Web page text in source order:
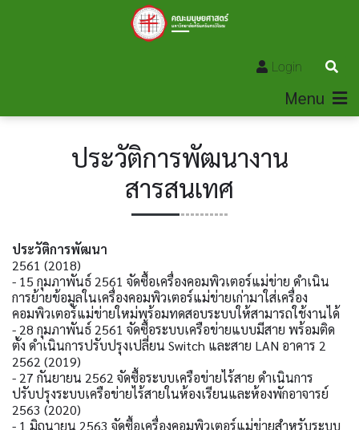
Login
Menu
ประวัติการพัฒนางาน
สารสนเทศ
ประวัติการพัฒนา
2561 (2018)
- 15 กุมภาพันธ์ 2561 จัดซื้อเครื่องคอมพิวเตอร์แม่ข่าย ดำเนิน
การย้ายข้อมูลในเครื่องคอมพิวเตอร์แม่ข่ายเก่ามาใส่เครื่อง
คอมพิวเตอร์แม่ข่ายใหม่พร้อมทดสอบระบบให้สามารถใช้งานได้
- 28 กุมภาพันธ์ 2561 จัดซื้อระบบเครือข่ายแบบมีสาย พร้อมติด
ตั้ง ดำเนินการปรับปรุงเปลี่ยน Switch และสาย LAN อาคาร 2
2562 (2019)
- 27 กันยายน 2562 จัดซื้อระบบเครือข่ายไร้สาย ดำเนินการ
ปรับปรุงระบบเครือข่ายไร้สายในห้องเรียนและห้องพักอาจารย์
2563 (2020)
- 1 มิถุนายน 2563 จัดซื้อเครื่องคอมพิวเตอร์แม่ข่ายสำหรับระบบ